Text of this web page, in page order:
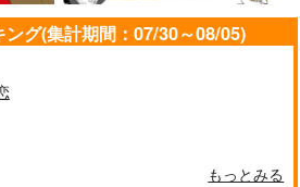
on The Ice
両面宿儺×伏黒恵
ング(集計期間：07/30～08/05)
もっとみる